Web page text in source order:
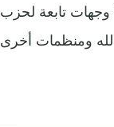
تابعة لحزب